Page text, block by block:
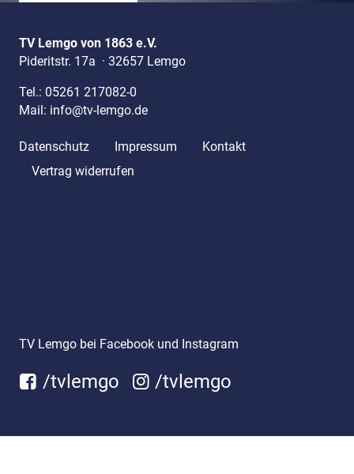
TV Lemgo von 1863 e.V.
Pideritstr. 17a · 32657 Lemgo
Tel.: 05261 217082-0
Mail: info@tv-lemgo.de
Datenschutz Impressum
Kontakt
Vertrag widerrufen
/tvlemgo /tvlemgo